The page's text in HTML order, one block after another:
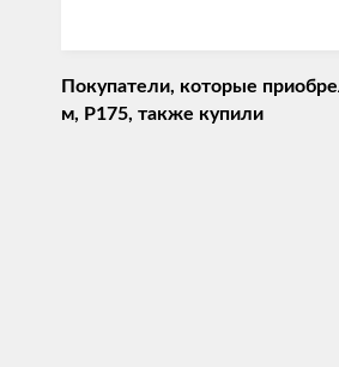
Покупатели, которые
м, Р175, также купили